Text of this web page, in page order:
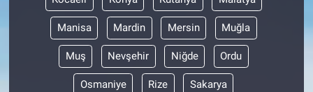
Manisa Mardin Mersin Muğla
Muş Nevşehir Niğde Ordu
Osmaniye Rize Sakarya